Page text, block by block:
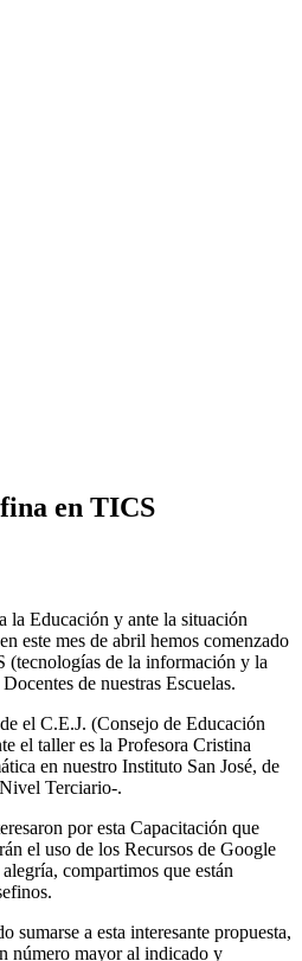
en TICS
la Educación y ante la situación
este mes de abril hemos comenzado
(tecnologías de la información y la
de nuestras Escuelas.
el C.E.J. (Consejo de Educación
el taller es la Profesora Cristina
en nuestro Instituto San José, de
Terciario-.
por esta Capacitación que
el uso de los Recursos de Google
compartimos que están
sumarse a esta interesante propuesta,
número mayor al indicado y